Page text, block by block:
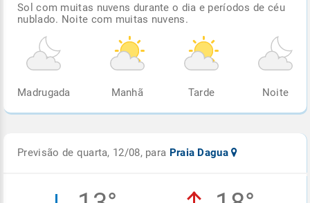
Sol com muitas nuvens durante o dia e períodos de céu
nublado. Noite com muitas nuvens.
Madrugada Manhã Tarde Noite
Previsão de quarta, 12/08, para Praia Dagua